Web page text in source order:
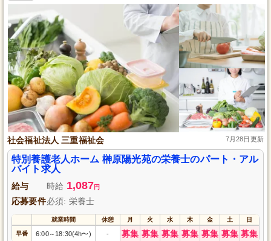
社会福祉法人 三重福祉会 7月28日更新
特別養護老人ホーム 榊原陽光苑の栄養士のパート・アル
バイト求人
給与 時給 1,087円
応募要件必須: 栄養士
就業時間 休憩 月 火 水 木 金 土 日
早番 6:00～ 18:30(4h〜) - 募集 募集 募集 募集 募集 募集 募集